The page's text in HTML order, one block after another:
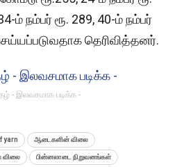
ம் நம்பர் ரூ. 289, 40-ம் நம்பர்
தெரிவித்தனர்.
- இலவசமாக படிக்க -
yarn ஆடைகளின் விலை
விலை பின்னலாடை நிறுவனங்கள்